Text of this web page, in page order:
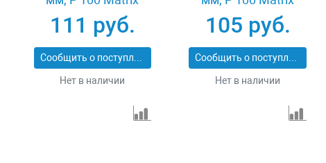
74168
111 руб.
Сообщить о поступлении
Нет в наличии
74161
105 руб.
Сообщить о поступлении
Нет в наличии